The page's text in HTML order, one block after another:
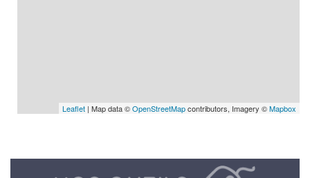
Leaflet | Map data ©OpenStreetMapcontributors, Imagery ©Mapbox